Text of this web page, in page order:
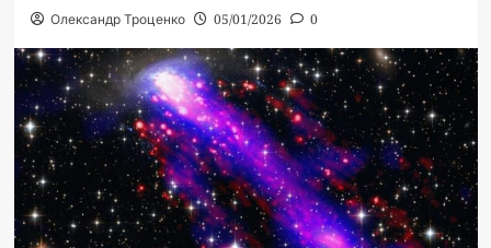
Олександр Троценко 05/01/2026 0